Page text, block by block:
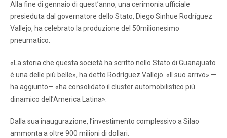
Alla fine di gennaio di quest’anno, una cerimonia ufficiale
presieduta dal governatore dello Stato, Diego Sinhue Rodríguez
Vallejo, ha celebrato la produzione del 50milionesimo
pneumatico.
«La storia che questa società ha scritto nello Stato di Guanajuato
è una delle più belle», ha detto Rodríguez Vallejo. «Il suo arrivo» —
ha aggiunto— «ha consolidato il cluster automobilistico più
dinamico dell’America Latina».
Dalla sua inaugurazione, l’investimento complessivo a Silao
ammonta a oltre 900 milioni di dollari.